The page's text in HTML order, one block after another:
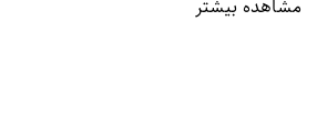
مشاهده بیشتر